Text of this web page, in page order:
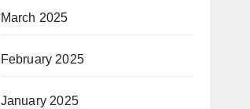
March 2025
February 2025
January 2025